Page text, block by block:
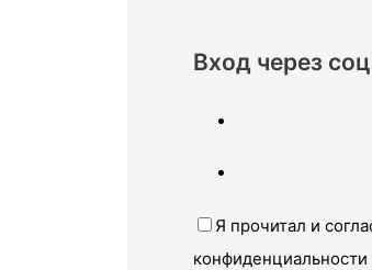
Вход через
Я прочитал и
конфиденциальности